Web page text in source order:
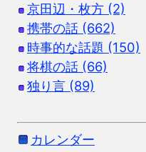
京田辺・枚方 (2)
携帯の話 (662)
時事的な話題 (150)
将棋の話 (66)
独り言 (89)
カレンダー